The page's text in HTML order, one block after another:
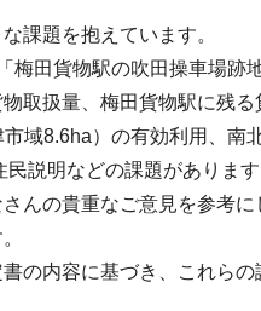
課題を抱えています。
梅田貨物駅の吹田操車場
取扱量、梅田貨物駅に残
域8.6ha）の有効利用、
説明などの課題があります
んの貴重なご意見を参考
の内容に基づき、これら